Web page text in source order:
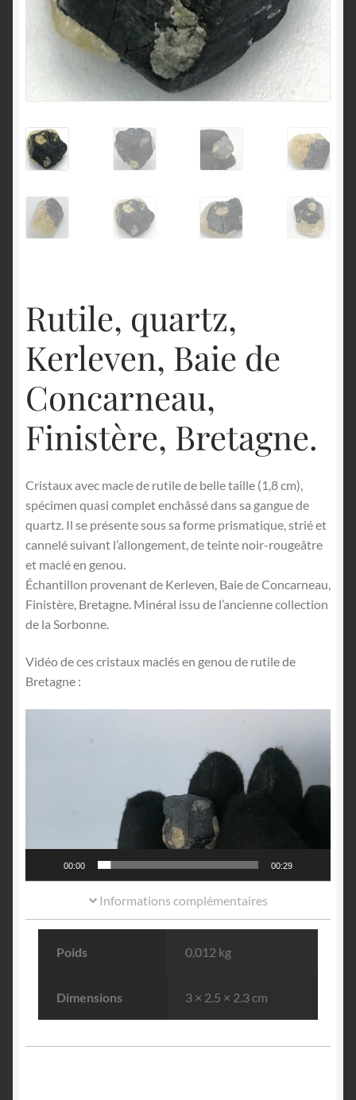
Rutile, quartz,
Kerleven, Baie de
Concarneau,
Finistère, Bretagne.
Cristaux avec macle de rutile de belle taille (1,8 cm),
spécimen quasi complet enchâssé dans sa gangue de
quartz. Il se présente sous sa forme prismatique, strié et
cannelé suivant l’allongement, de teinte noir-rougeâtre
et maclé en genou.
Échantillon provenant de Kerleven, Baie de Concarneau,
Finistère, Bretagne. Minéral issu de l’ancienne collection
de la Sorbonne.
Vidéo de ces cristaux maclés en genou de rutile de
Bretagne :
00:00 00:29
Informations complémentaires
Poids 0.012 kg
Dimensions 3 × 2.5 × 2.3 cm